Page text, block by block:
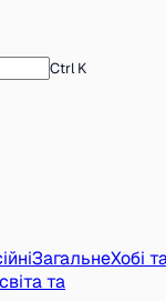
Ctrl K
ЗагальнеХобі
та